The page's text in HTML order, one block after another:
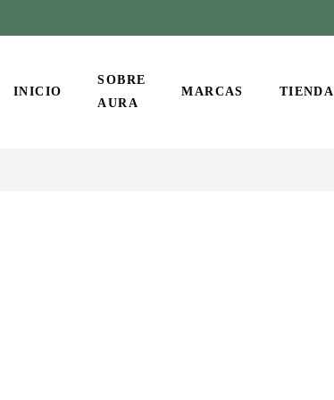
INICIO
SOBRE
AURA
MARCAS TIENDA